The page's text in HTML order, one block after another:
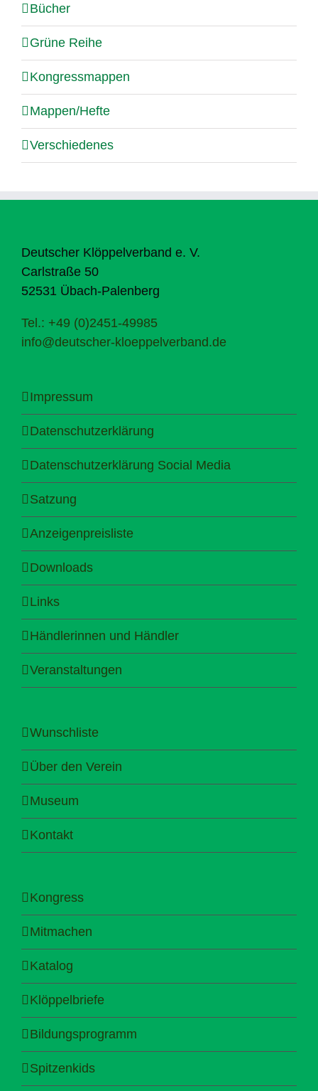
Bücher
Grüne Reihe
Kongressmappen
Mappen/Hefte
Verschiedenes
Deutscher Klöppelverband e. V.
Carlstraße 50
52531 Übach-Palenberg
Tel.: +49 (0)2451-49985
info@deutscher-kloeppelverband.de
Impressum
Datenschutzerklärung
Datenschutzerklärung Social Media
Satzung
Anzeigenpreisliste
Downloads
Links
Händlerinnen und Händler
Veranstaltungen
Wunschliste
Über den Verein
Museum
Kontakt
Kongress
Mitmachen
Katalog
Klöppelbriefe
Bildungsprogramm
Spitzenkids